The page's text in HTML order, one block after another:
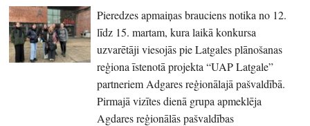
Pieredzes apmaiņas brauciens notika no 12.
līdz 15. martam, kura laikā konkursa
uzvarētāji viesojās pie Latgales plānošanas
reģiona īstenotā projekta “UAP Latgale”
partneriem Adgares reģionālajā pašvaldībā.
Pirmajā vizītes dienā grupa apmeklēja
Agdares reģionālās pašvaldības